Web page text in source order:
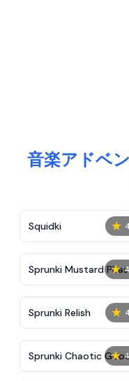
音楽アドベ
★
Squidki
★
Sprunki Mustard
2
★
Sprunki Relish
★
Sprunki Chaotic